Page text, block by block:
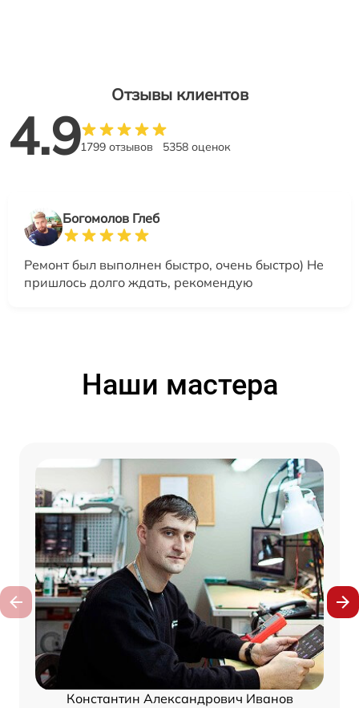
Отзывы клиентов
4.91799 отзывов 5358 оценок
Богомолов Глеб
Ремонт был выполнен быстро, очень быстро) Не
пришлось долго ждать, рекомендую
Наши мастера
Константин Александрович Иванов